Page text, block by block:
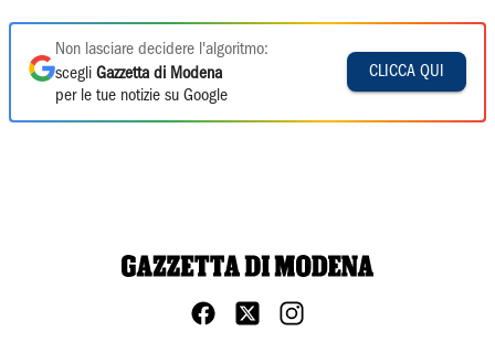
Non lasciare decidere l'algoritmo:
scegli Gazzetta di Modena
per le tue notizie su Google
CLICCA QUI